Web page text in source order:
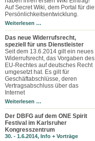
Auf Secret Wiki, dem Portal für die
Persönlichkeitsentwicklung.
Weiterlesen …
Das neue Widerrufsrecht,
speziell für uns Dienstleister
Seit dem 13.6.2014 gilt ein neues
Widerrufsrecht, das Vorgaben des
EU-Rechtes auf deutsches Recht
umgesetzt hat. Es gilt für
Geschäftabschlüsse, deren
Vertragsabschluss über das
Internet
Weiterlesen …
Der DBFG auf dem ONE Spirit
Festival im Karlsruher
Kongresszentrum
30. - 1.6.2014, Info + Vorträge